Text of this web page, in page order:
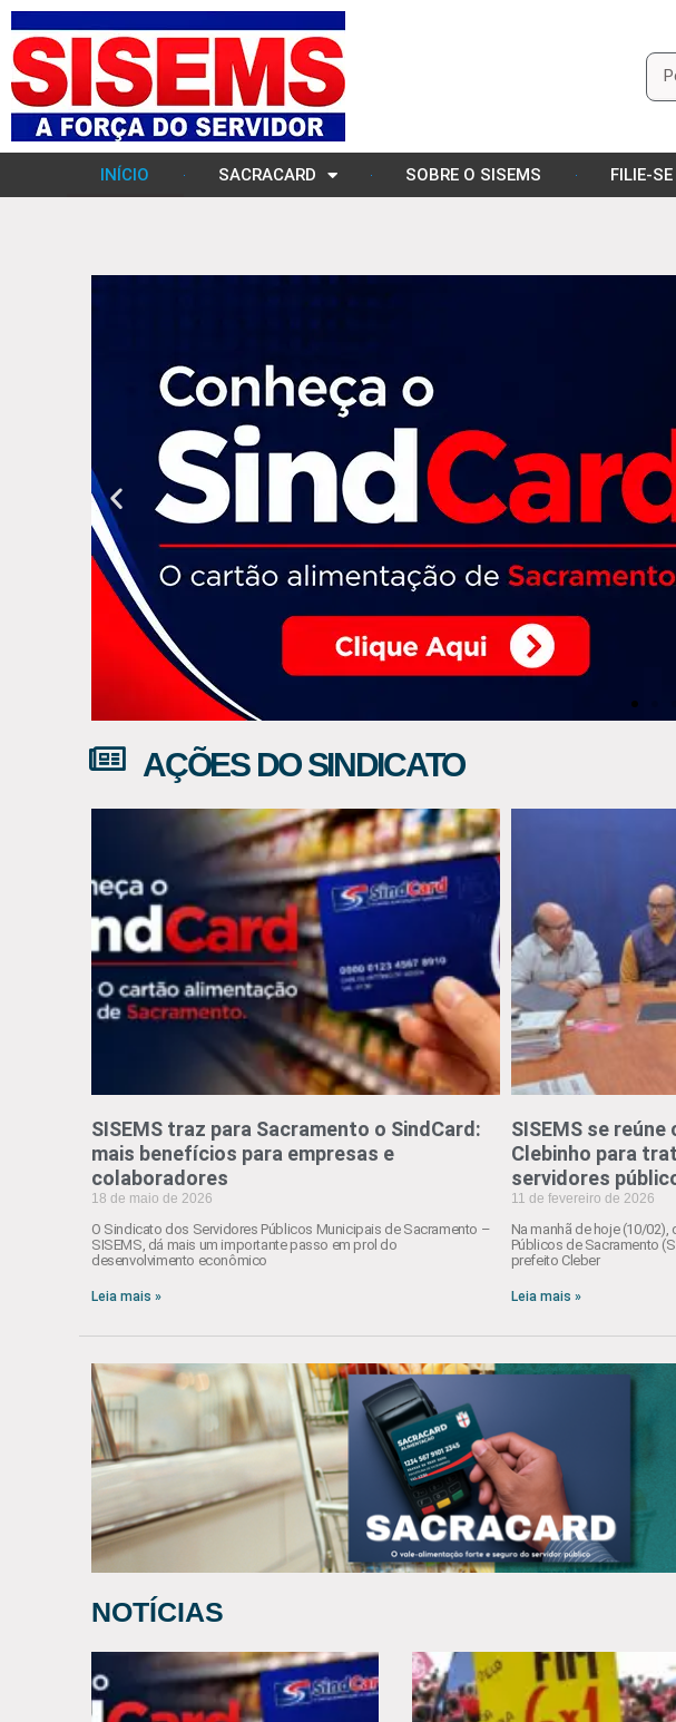
conteúdo
para
conteúdo
INÍCIO SACRACARD SOBRE O SISEMS FILIE-SE
AÇÕES DO SINDICATO
SISEMS traz para Sacramento o SindCard:
mais benefícios para empresas e
colaboradores
18 de maio de 2026
O Sindicato dos Servidores Públicos Municipais de Sacramento –
SISEMS, dá mais um importante passo em prol do
desenvolvimento econômico
Leia mais »
SISEMS se
Clebinho para
servidores
11 de fevereiro de 2026
Na manhã de hoje (10/
Públicos de Sacramento
prefeito Cleber
Leia mais »
NOTÍCIAS